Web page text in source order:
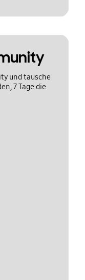
und tausche
7 Tage die